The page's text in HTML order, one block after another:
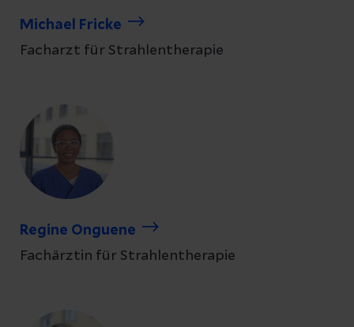
Michael Fricke
Facharzt für Strahlentherapie
Regine Onguene
Fachärztin für Strahlentherapie